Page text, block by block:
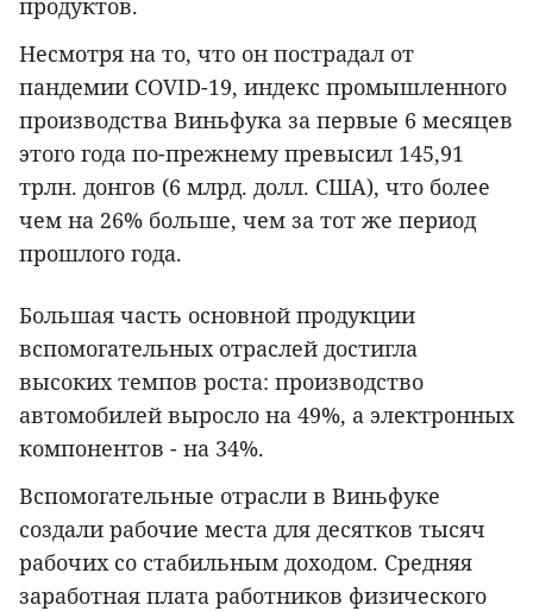
Несмотря на то, что он пострадал от
пандемии COVID-19, индекс промышленного
производства Виньфука за первые 6 месяцев
этого года по-прежнему превысил 145,91
трлн. донгов (6 млрд. долл. США), что более
чем на 26% больше, чем за тот же период
прошлого года.
Большая часть основной продукции
вспомогательных отраслей достигла
высоких темпов роста: производство
автомобилей выросло на 49%, а электронных
компонентов - на 34%.
Вспомогательные отрасли в Виньфуке
создали рабочие места для десятков тысяч
рабочих со стабильным доходом. Средняя
заработная плата работников физического